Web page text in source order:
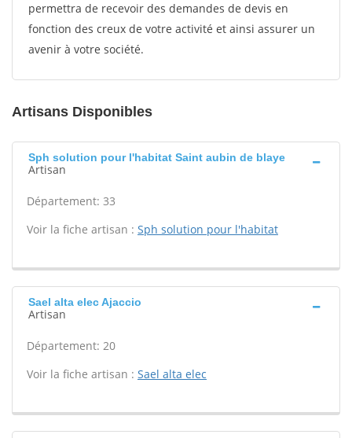
permettra de recevoir des demandes de devis en
fonction des creux de votre activité et ainsi assurer un
avenir à votre société.
Artisans Disponibles
Sph solution pour l'habitat Saint aubin de blaye
Artisan
Département: 33
Voir la fiche artisan : Sph solution pour l'habitat
Sael alta elec Ajaccio
Artisan
Département: 20
Voir la fiche artisan : Sael alta elec